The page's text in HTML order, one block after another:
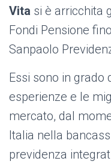
Vita si è arricchita
Fondi Pensione
Sanpaolo
Essi sono in grado
esperienze e le
mercato, dal
Italia nella
previdenza